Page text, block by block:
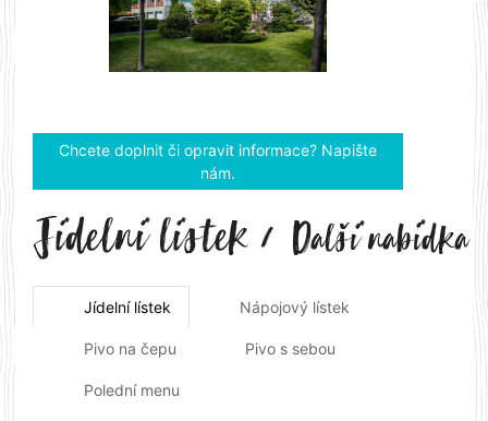
Previous
Chcete doplnit či opravit informace? Napište
nám.
Jídelní lístek Nápojový lístek
Pivo na čepu Pivo s sebou
Polední menu